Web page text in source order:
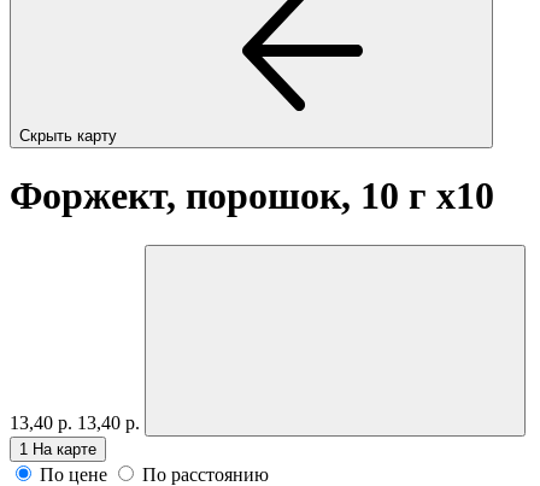
Скрыть карту
Форжект, порошок, 10 г x10
13,40 р. 13,40 р.
1 На карте
По цене
По расстоянию